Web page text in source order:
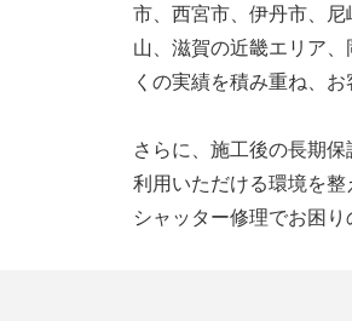
市、西宮市、伊丹市、
山、滋賀の近畿エリア
くの実績を積み重ね、
さらに、施工後の長期
利用いただける環境を整
シャッター修理でお困